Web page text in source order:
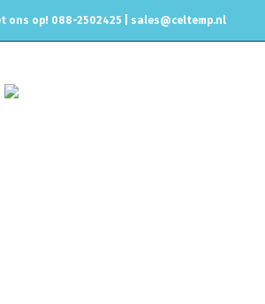
ons op! 088-2502425 | sales@celtemp.nl